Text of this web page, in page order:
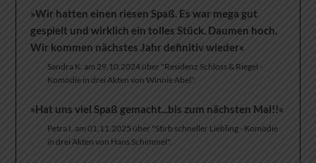
»Wir hatten einen riesen Spaß. Es war mega gut
gespielt und wirklich ein tolles Stück. Daumen hoch.
Wir kommen nächstes Jahr definitiv wieder«
Sandra K. am 29.10.2024 über "Residenz Schloss & Riegel -
Komödie in drei Akten von Winnie Abel".
»Hat uns viel Spaß gemacht...bis zum nächsten Mal!!«
Petra I. am 01.11.2025 über "Stirb schneller Liebling - Komödie
in drei Akten von Hans Schimmel".